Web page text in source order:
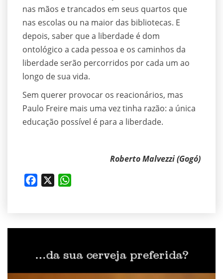
nas mãos e trancados em seus quartos que
nas escolas ou na maior das bibliotecas. E
depois, saber que a liberdade é dom
ontológico a cada pessoa e os caminhos da
liberdade serão percorridos por cada um ao
longo de sua vida.
Sem querer provocar os reacionários, mas
Paulo Freire mais uma vez tinha razão: a única
educação possível é para a liberdade.
Roberto Malvezzi (Gogó)
Facebook